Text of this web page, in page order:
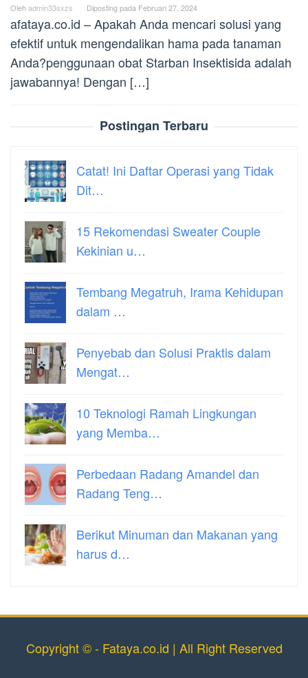
Olehadmin33sxzs Diposting pada Februari 27, 2024
afataya.co.id – Apakah Anda mencari solusi yang
efektif untuk mengendalikan hama pada tanaman
Anda?penggunaan obat Starban Insektisida adalah
jawabannya! Dengan […]
Postingan Terbaru
Catat! Ini Daftar Operasi yang Tidak
Dit…
15 Rekomendasi Sweater Couple
Kekinian u…
Tembang Megatruh, Irama Kehidupan
dalam …
Penyebab dan Solusi Praktis dalam
Mengat…
10 Teknologi Ramah Lingkungan
yang Memba…
Perbedaan Radang Amandel dan
Radang Teng…
Berikut Minuman dan Makanan yang
harus d…
Copyright © - Fataya.co.id | All Right Reserved